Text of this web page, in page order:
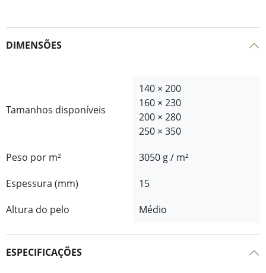
DIMENSÕES
Tamanhos disponíveis
140 × 200
160 × 230
200 × 280
250 × 350
Peso por m²
3050 g / m²
Espessura (mm)
15
Altura do pelo
Médio
ESPECIFICAÇÕES